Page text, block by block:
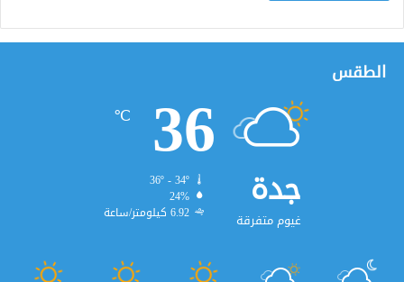
الطقس
جدة
غيوم متفرقة
36
℃
36º - 34º
24%
6.92 كيلومتر/ساعة